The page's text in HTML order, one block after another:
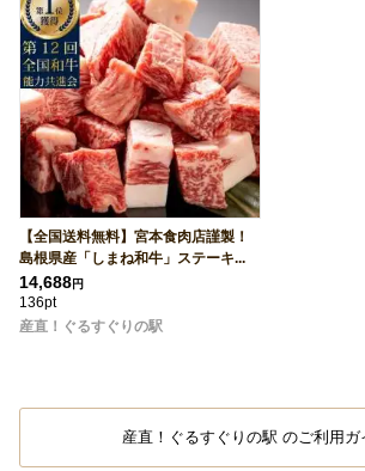
【全国送料無料】宮本食肉店謹製！
島根県産「しまね和牛」ステーキ...
14,688円
136pt
産直！ぐるすぐりの駅
産直！ぐるすぐりの駅 のご利用ガ